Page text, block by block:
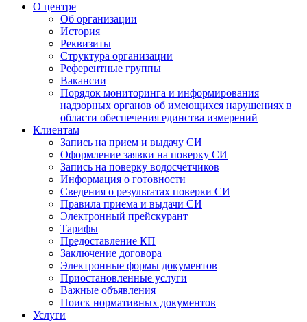
О центре
Об организации
История
Реквизиты
Структура организации
Референтные группы
Вакансии
Порядок мониторинга и информирования
надзорных органов об имеющихся нарушениях в
области обеспечения единства измерений
Клиентам
Запись на прием и выдачу СИ
Оформление заявки на поверку СИ
Запись на поверку водосчетчиков
Информация о готовности
Сведения о результатах поверки СИ
Правила приема и выдачи СИ
Электронный прейскурант
Тарифы
Предоставление КП
Заключение договора
Электронные формы документов
Приостановленные услуги
Важные объявления
Поиск нормативных документов
Услуги